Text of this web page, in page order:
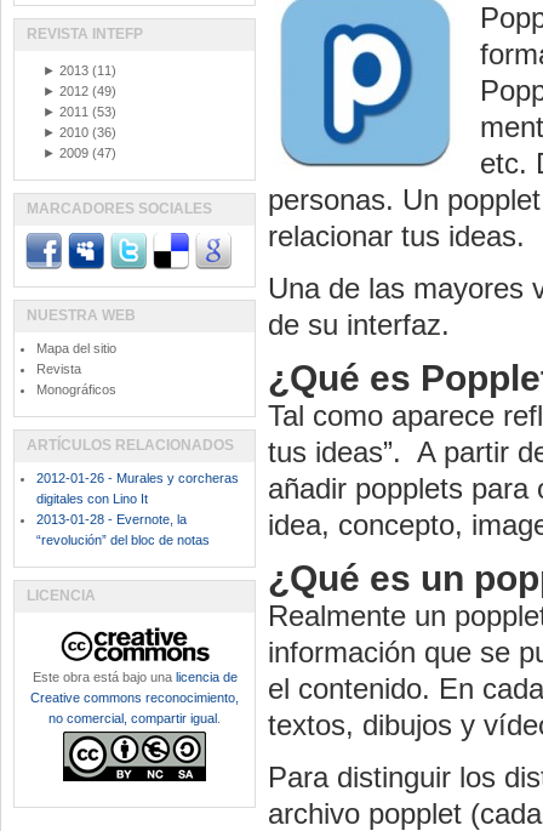
etc.
personas. Un
relacionar tus ideas.
Una de las mayores
de su interfaz.
¿Qué es
Tal como aparece
tus ideas”. A partir
añadir popplets para
idea, concepto,
¿Qué es un
Realmente un
información que se
el contenido. En
textos, dibujos y
Para distinguir los
archivo popplet
REVISTA INTEFP
► 2013 (11)
► 2012 (49)
► 2011 (53)
► 2010 (36)
► 2009 (47)
MARCADORES SOCIALES
NUESTRA WEB
Mapa del sitio
Revista
Monográficos
ARTÍCULOS RELACIONADOS
2012-01-26 - Murales y corcheras
digitales con Lino It
2013-01-28 - Evernote, la
“revolución” del bloc de notas
LICENCIA
Este obra está bajo una licencia de
Creative commons reconocimiento,
no comercial, compartir igual